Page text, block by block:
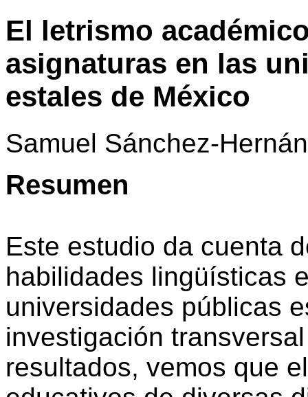
El letrismo
asignaturas en las
estales de México
Samuel Sánchez-
Resumen
Este estudio da cuenta
habilidades lingüísticas
universidades públicas
investigación
resultados, vemos que